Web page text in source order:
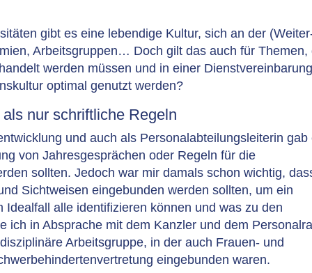
gibt es eine lebendige Kultur, sich an der
Arbeitsgruppen… Doch gilt das auch für Themen,
werden müssen und in einer Dienstvereinbarung
optimal genutzt werden?
nur schriftliche Regeln
und auch als Personalabteilungsleiterin gab
von Jahresgesprächen oder Regeln für die
sollten. Jedoch war mir damals schon wichtig,
Sichtweisen eingebunden werden sollten, um ein
alle identifizieren können und was zu den
ich in Absprache mit dem Kanzler und dem
Arbeitsgruppe, in der auch Frauen- und
eingebunden waren.